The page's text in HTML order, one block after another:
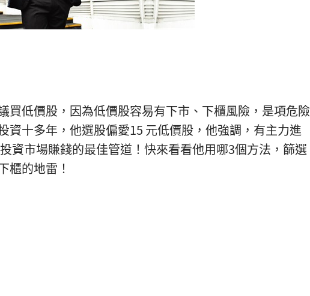
買低價股，因為低價股容易有下市、下櫃風險，是項危險
資十多年，他選股偏愛15 元低價股，他強調，有主力進
資市場賺錢的最佳管道！快來看看他用哪3個方法，篩選
櫃的地雷！